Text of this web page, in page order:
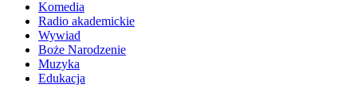
Komedia
Radio akademickie
Wywiad
Boże Narodzenie
Muzyka
Edukacja